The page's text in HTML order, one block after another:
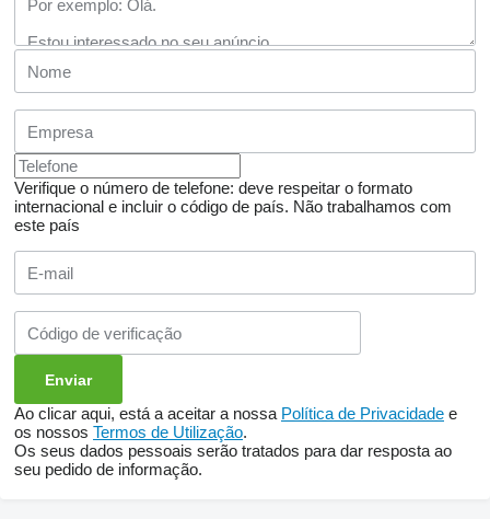
Verifique o número de telefone: deve respeitar o formato
internacional e incluir o código de país. Não trabalhamos com
este país
Ao clicar aqui, está a aceitar a nossa Política de Privacidade e
os nossos Termos de Utilização.
Os seus dados pessoais serão tratados para dar resposta ao
seu pedido de informação.